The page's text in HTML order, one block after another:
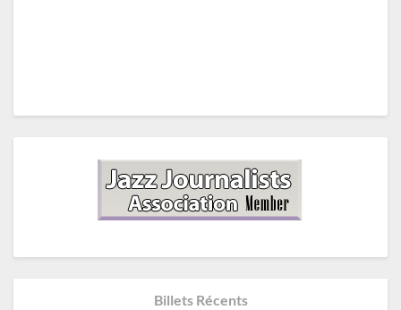
Billets Récents